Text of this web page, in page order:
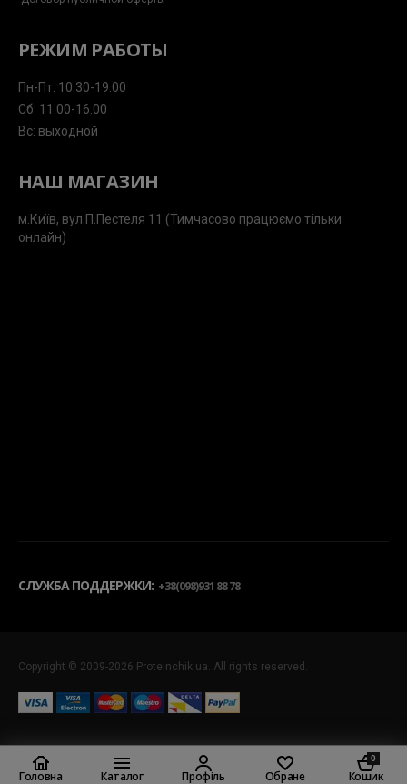
РЕЖИМ РАБОТЫ
Пн-Пт: 10.30-19.00
Сб: 11.00-16.00
Вс: выходной
НАШ МАГАЗИН
м.Київ, вул.П.Пестеля 11 (Тимчасово працюємо тільки
онлайн)
СЛУЖБА ПОДДЕРЖКИ: +38(098)931 88 78
Copyright © 2009-2026 Proteinchik.ua. All rights reserved.
Головна Каталог Профіль Обране
0
Кошик